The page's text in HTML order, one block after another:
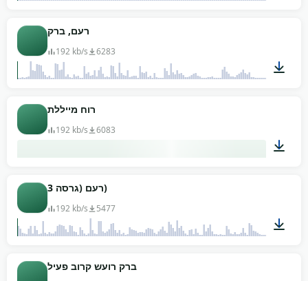
רעם, ברק
192 kb/s 6283
רוח מייללת
192 kb/s 6083
רעם (גרסה 3)
192 kb/s 5477
ברק רועש קרוב פעיל